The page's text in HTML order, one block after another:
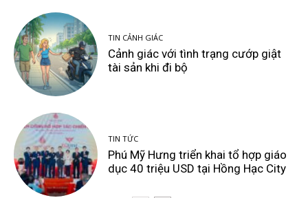
TIN CẢNH GIÁC
Cảnh giác với tình trạng cướp giật
tài sản khi đi bộ
TIN TỨC
Phú Mỹ Hưng triển khai tổ hợp giáo
dục 40 triệu USD tại Hồng Hạc City